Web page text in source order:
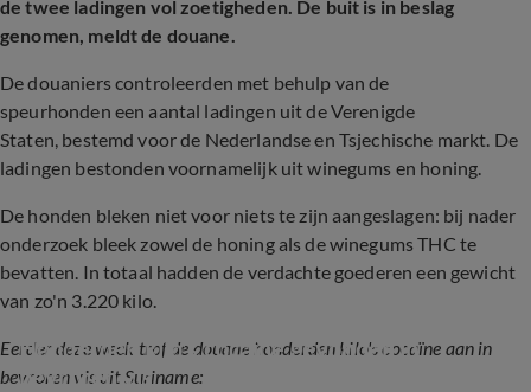
de twee ladingen vol zoetigheden. De buit is in beslag
genomen, meldt de douane.
De douaniers controleerden met behulp van de
speurhonden een aantal ladingen uit de Verenigde
Staten, bestemd voor de Nederlandse en Tsjechische markt. De
ladingen bestonden voornamelijk uit winegums en honing.
De honden bleken niet voor niets te zijn aangeslagen: bij nader
onderzoek bleek zowel de honing als de winegums THC te
bevatten. In totaal hadden de verdachte goederen een gewicht
van zo'n 3.220 kilo.
Eerder deze week trof de douane honderden kilo's cocaïne aan in
bevroren vis uit Suriname:
Honderden kilo's cocaïne gevonden in
bevroren vis